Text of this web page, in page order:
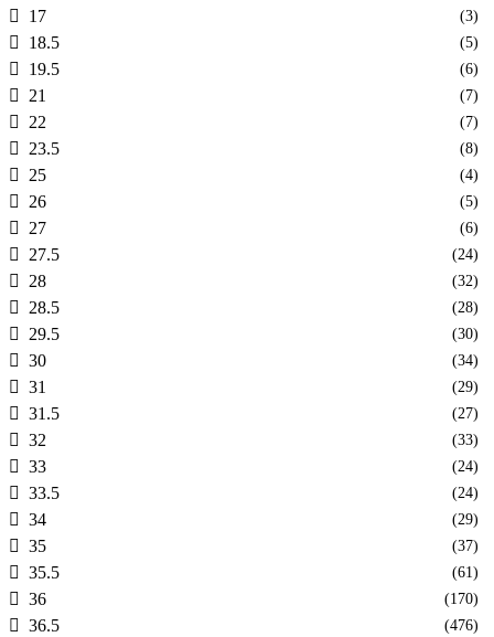
17 (3)
18.5 (5)
19.5 (6)
21 (7)
22 (7)
23.5 (8)
25 (4)
26 (5)
27 (6)
27.5 (24)
28 (32)
28.5 (28)
29.5 (30)
30 (34)
31 (29)
31.5 (27)
32 (33)
33 (24)
33.5 (24)
34 (29)
35 (37)
35.5 (61)
36 (170)
36.5 (476)